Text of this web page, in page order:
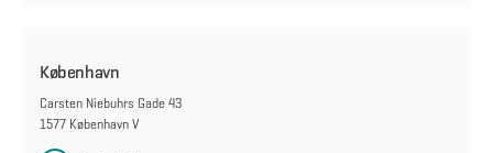
København
Carsten Niebuhrs Gade 43
1577 København V